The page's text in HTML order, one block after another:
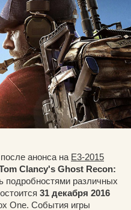
анонса на E3-2015
Clancy's Ghost Recon:
подробностями различных
31 декабря 2016
One. События игры